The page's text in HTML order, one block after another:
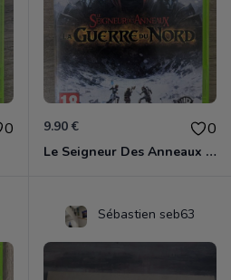
0 9.90 € 0
Le Seigneur Des Anneaux - La Guerre Du Nord Xbox 360
Sébastien seb63